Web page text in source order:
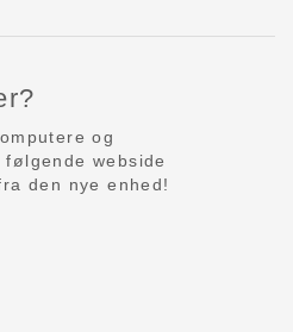
og
webside
den nye enhed!